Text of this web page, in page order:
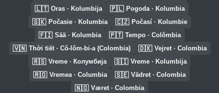
🇱🇹 Oras · Kolumbija 🇵🇱 Pogoda · Kolumbia
🇸🇰 Počasie · Kolumbia 🇨🇿 Počasí · Kolumbie
🇫🇮 Sää · Kolumbia 🇵🇹 Tempo · Colômbia
🇻🇳 Thời tiết · Cô-lôm-bi-a (Colombia) 🇩🇰 Vejret · Colombia
🇷🇸 Vreme · Колумбија 🇸🇮 Vreme · Kolumbija
🇷🇴 Vremea · Columbia 🇸🇪 Vädret · Colombia
🇳🇴 Været · Colombia